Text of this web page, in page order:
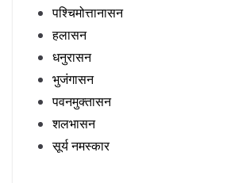
पश्चिमोत्तानासन
हलासन
धनुरासन
भुजंगासन
पवनमुक्तासन
शलभासन
सूर्य नमस्कार